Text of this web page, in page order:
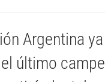
Argentina
último